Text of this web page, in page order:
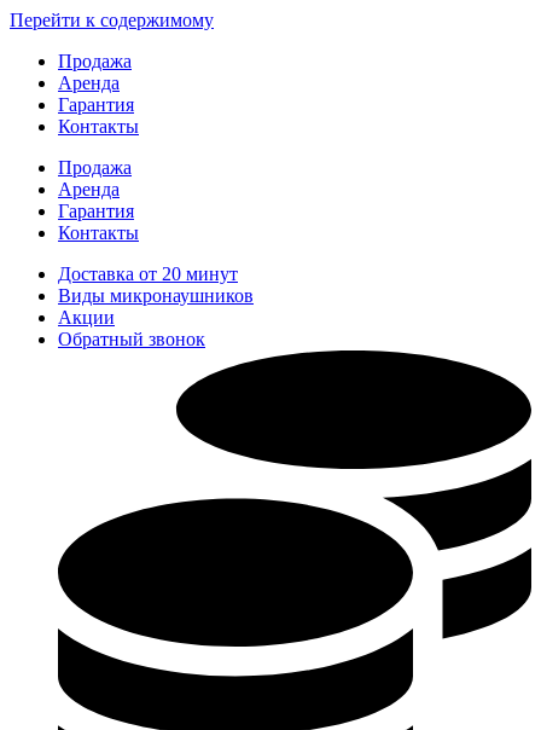
Перейти к содержимому
Продажа
Аренда
Гарантия
Контакты
Продажа
Аренда
Гарантия
Контакты
Доставка от 20 минут
Виды микронаушников
Акции
Обратный звонок